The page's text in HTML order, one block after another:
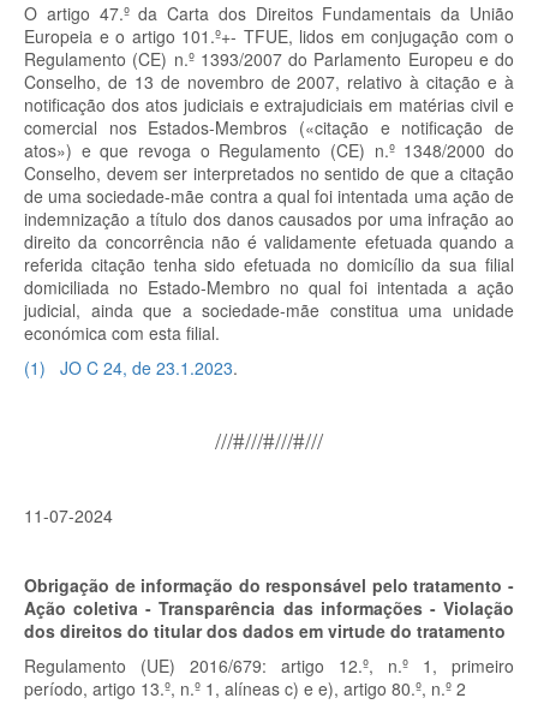
O artigo 47.º da Carta dos Direitos Fundamentais da União
Europeia e o artigo 101.º+- TFUE, lidos em conjugação com o
Regulamento (CE) n.º 1393/2007 do Parlamento Europeu e do
Conselho, de 13 de novembro de 2007, relativo à citação e à
notificação dos atos judiciais e extrajudiciais em matérias civil e
comercial nos Estados-Membros («citação e notificação de
atos») e que revoga o Regulamento (CE) n.º 1348/2000 do
Conselho, devem ser interpretados no sentido de que a citação
de uma sociedade-mãe contra a qual foi intentada uma ação de
indemnização a título dos danos causados por uma infração ao
direito da concorrência não é validamente efetuada quando a
referida citação tenha sido efetuada no domicílio da sua filial
domiciliada no Estado-Membro no qual foi intentada a ação
judicial, ainda que a sociedade-mãe constitua uma unidade
económica com esta filial.
(1) JO C 24, de 23.1.2023.
///#///#///#///
11-07-2024
Obrigação de informação do responsável pelo tratamento -
Ação coletiva - Transparência das informações - Violação
dos direitos do titular dos dados em virtude do tratamento
Regulamento (UE) 2016/679: artigo 12.º, n.º 1, primeiro
período, artigo 13.º, n.º 1, alíneas c) e e), artigo 80.º, n.º 2